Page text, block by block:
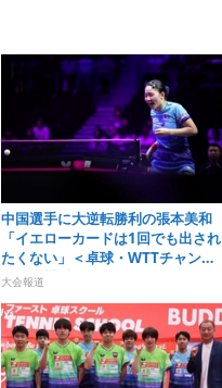
中国選手に大逆転勝利の張本美和
「イエローカードは1回でも出され
たくない」＜卓球・WTTチャンピ
オンズ横浜2026＞
大会報道